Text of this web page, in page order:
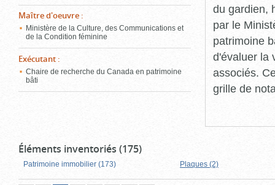
Maître d'oeuvre :
Ministère de la Culture, des Communications et
de la Condition féminine
Exécutant :
Chaire de recherche du Canada en patrimoine
bâti
du gardien,
par le
patrimoine
d'évaluer la
associés.
grille de
Éléments inventoriés (175)
Patrimoine immobilier (173) Plaques (2)